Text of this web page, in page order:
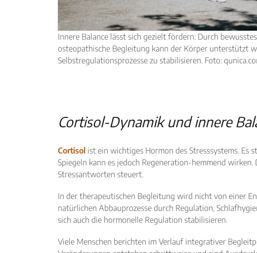
Innere Balance lässt sich gezielt fördern: Durch
osteopathische Begleitung kann der Körper unterstützt
Selbstregulationsprozesse zu stabilisieren. Foto:
Cortisol-Dynamik und innere
Cortisol ist ein wichtiges Hormon des Stresssystems.
Spiegeln kann es jedoch Regeneration-hemmend
Stressantworten steuert.
In der therapeutischen Begleitung wird nicht von einer
natürlichen Abbauprozesse durch Regulation,
sich auch die hormonelle Regulation stabilisieren.
Viele Menschen berichten im Verlauf integrativer